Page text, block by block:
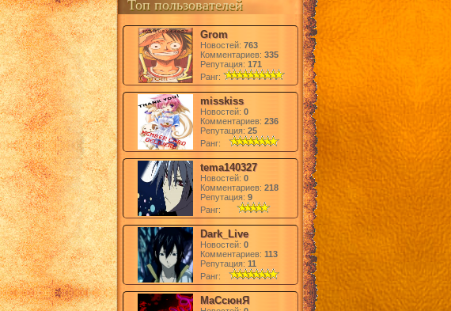
Топ пользователей
Grom
Новостей: 763
Комментариев: 335
Репутация: 171
Ранг:
misskiss
Новостей: 0
Комментариев: 236
Репутация: 25
Ранг:
tema140327
Новостей: 0
Комментариев: 218
Репутация: 9
Ранг:
Dark_Live
Новостей: 0
Комментариев: 113
Репутация: 11
Ранг:
МаСсюнЯ